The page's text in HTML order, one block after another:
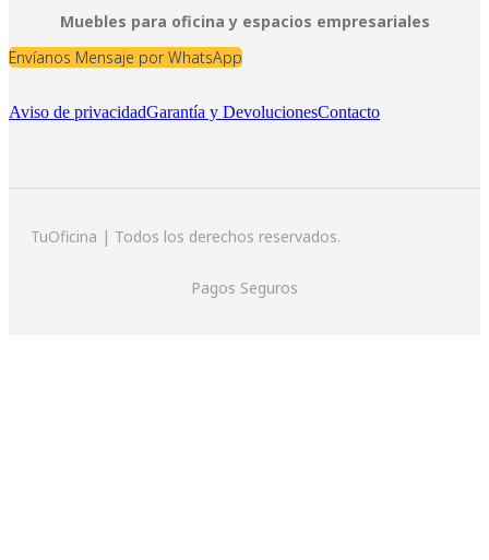
Muebles para oficina y espacios empresariales
Envíanos Mensaje por WhatsApp
Aviso de privacidadGarantía y DevolucionesContacto
TuOficina | Todos los derechos reservados.
Pagos Seguros